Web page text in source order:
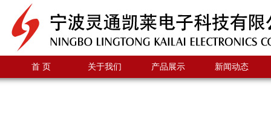
首 页 关于我们 产品展示 新闻动态